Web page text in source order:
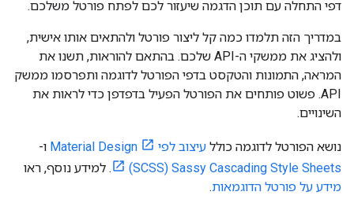
דפי התחלה עם תוכן הדגמה שיעזור לכם לפתח פורטל משלכם.
במדריך הזה תלמדו כמה קל ליצור פורטל ולהתאים אותו אישית,
ולהציג את ממשקי ה-API שלכם. בהתאם להוראות, תשנו את
המראה, התמונות והטקסט בדפי הפורטל לדוגמה ותפרסמו ממשק
API. פשוט פותחים את הפורטל הפעיל בדפדפן כדי לראות את
השינויים.
נושא הפורטל לדוגמה כולל עיצוב לפי Material Design
ו-
Sassy Cascading Style Sheets‏ (SCSS)
. למידע נוסף, ראו
מידע על פורטל הדוגמאות.